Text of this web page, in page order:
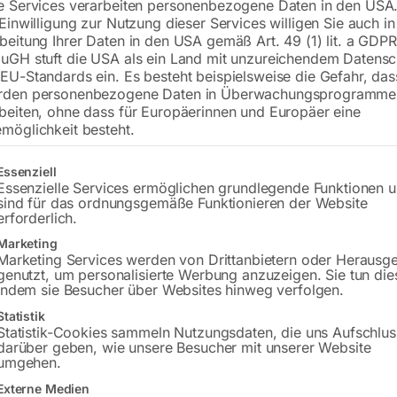
inkl. MwSt. zzgl.Versandkosten
Lieferzeit:ca. 3 – 5 Werktage
Versandkosten Standard (Österreich):€
Bitte beachten Sie: Die Versandkosten
Gerne
Services verarbeiten personenbezogene Daten in den
zur Nutzung dieser Services willigen Sie auch
Ihrer Daten in den USA gemäß Art. 49 (1) lit. a
stuft die USA als ein Land mit unzureichendem
Standards ein. Es besteht beispielsweise die Gefahr,
personenbezogene Daten in
ohne dass für Europäerinnen und Europäer eine
besteht.
eine Liste der Service-Gruppen, für die eine Einwilligung erteilt
Services ermöglichen grundlegende Funktionen
für das ordnungsgemäße Funktionieren der Website
Services werden von Drittanbietern oder
um personalisierte Werbung anzuzeigen. Sie tun
sie Besucher über Websites hinweg verfolgen.
Cookies sammeln Nutzungsdaten, die uns
geben, wie unsere Besucher mit unserer Website
Medien